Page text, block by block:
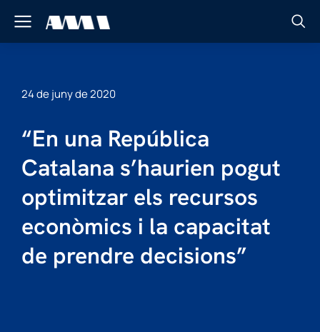
24 de juny de 2020
“En una República
Catalana s’haurien pogut
optimitzar els recursos
econòmics i la capacitat
de prendre decisions”